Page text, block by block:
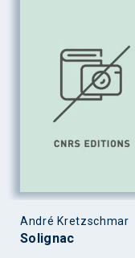
André Kretzschmar
Solignac